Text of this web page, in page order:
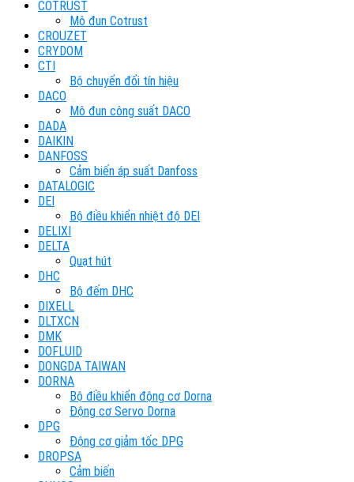
COTRUST
Mô đun Cotrust
CROUZET
CRYDOM
CTI
Bộ chuyển đổi tín hiệu
DACO
Mô đun công suất DACO
DADA
DAIKIN
DANFOSS
Cảm biến áp suất Danfoss
DATALOGIC
DEI
Bộ điều khiển nhiệt độ DEI
DELIXI
DELTA
Quạt hút
DHC
Bộ đếm DHC
DIXELL
DLTXCN
DMK
DOFLUID
DONGDA TAIWAN
DORNA
Bộ điều khiển động cơ Dorna
Động cơ Servo Dorna
DPG
Động cơ giảm tốc DPG
DROPSA
Cảm biến